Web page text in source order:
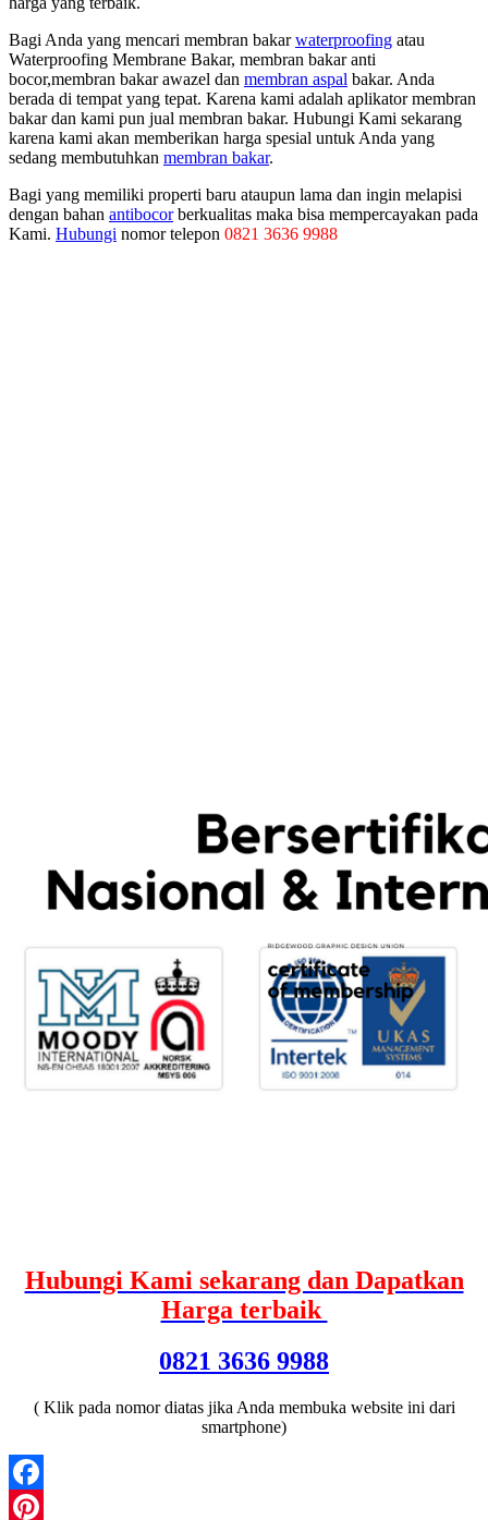
Bagi Anda yang mencari membran bakarwaterproofing atau
Waterproofing Membrane Bakar, membran bakar anti
bocor,membran bakar awazel dan membran aspal bakar. Anda
berada di tempat yang tepat. Karena kami adalah aplikator membran
bakar dan kami pun jual membran bakar. Hubungi Kami sekarang
karena kami akan memberikan harga spesial untuk Anda yang
sedang membutuhkan membran bakar.
Bagi yang memiliki properti baru ataupun lama dan ingin melapisi
dengan bahan antibocorberkualitas maka bisa mempercayakan pada
Kami. Hubungi nomor telepon 0821 3636 9988
Hubungi Kami sekarang dan Dapatkan
Harga terbaik
0821 3636 9988
( Klik pada nomor diatas jika Anda membuka website ini dari
smartphone)
Facebook